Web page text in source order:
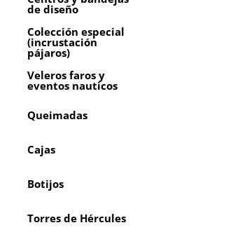
de diseño
Colección especial
(incrustación
pájaros)
Veleros faros y
eventos nauticos
Queimadas
Cajas
Botijos
Torres de Hércules